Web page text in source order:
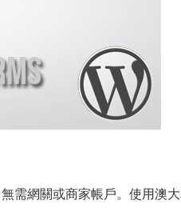
需網關或商家帳戶。使用澳